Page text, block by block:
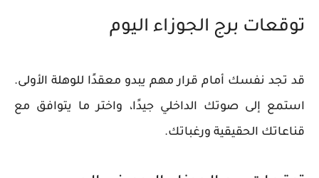
توقعات برج الجوزاء اليوم
قد تجد نفسك أمام قرار مهم يبدو معقدًا للوهلة الأولى.
استمع إلى صوتك الداخلي جيدًا، واختر ما يتوافق مع
قناعاتك الحقيقية ورغباتك.